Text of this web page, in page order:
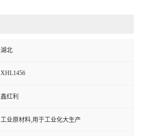
湖北
XHL1456
鑫红利
工业原材料,用于工业化大生产